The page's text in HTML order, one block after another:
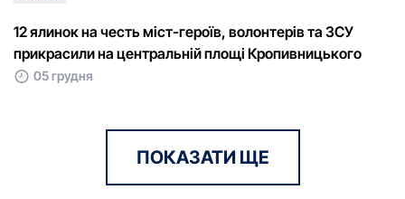
12 ялинок на честь міст-героїв, волонтерів та ЗСУ
прикрасили на центральній площі Кропивницького
05 грудня
ПОКАЗАТИ ЩЕ